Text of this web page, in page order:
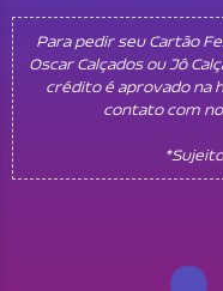
Para pedir seu Cartão
Oscar Calçados ou Jô
crédito é aprovado na
contato com